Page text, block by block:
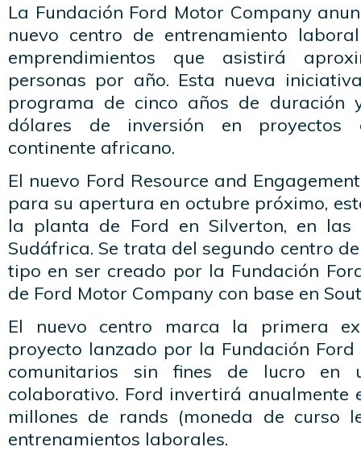
La Fundación Ford Motor Company
nuevo centro de entrenamiento
emprendimientos que asistirá
personas por año. Esta nueva
programa de cinco años de duración
dólares de inversión en proyectos
continente africano.
El nuevo Ford Resource and
para su apertura en octubre próximo,
la planta de Ford en Silverton, en las
Sudáfrica. Se trata del segundo centro
tipo en ser creado por la Fundación
de Ford Motor Company con base en
El nuevo centro marca la primera
proyecto lanzado por la Fundación
comunitarios sin fines de lucro en
colaborativo. Ford invertirá anualmente
millones de rands (moneda de curso
entrenamientos laborales.